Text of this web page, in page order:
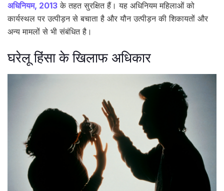
अधिनियम, 2013 के तहत सुरक्षित हैं। यह अधिनियम महिलाओं को
कार्यस्थल पर उत्पीड़न से बचाता है और यौन उत्पीड़न की शिकायतों और
अन्य मामलों से भी संबंधित है।
घरेलू हिंसा के खिलाफ अधिकार